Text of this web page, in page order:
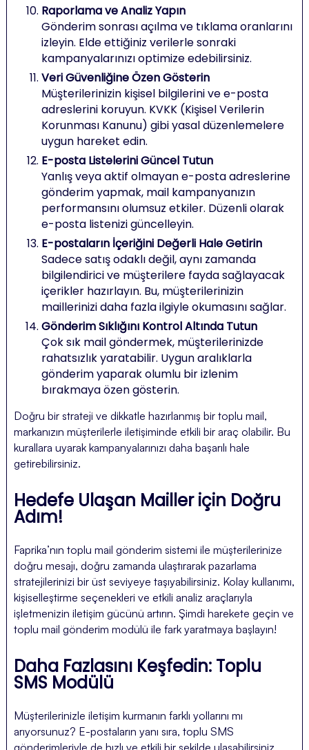
Raporlama ve Analiz Yapın
Gönderim sonrası açılma ve tıklama oranlarını
izleyin. Elde ettiğiniz verilerle sonraki
kampanyalarınızı optimize edebilirsiniz.
Veri Güvenliğine Özen Gösterin
Müşterilerinizin kişisel bilgilerini ve e-posta
adreslerini koruyun. KVKK (Kişisel Verilerin
Korunması Kanunu) gibi yasal düzenlemelere
uygun hareket edin.
E-posta Listelerini Güncel Tutun
Yanlış veya aktif olmayan e-posta adreslerine
gönderim yapmak, mail kampanyanızın
performansını olumsuz etkiler. Düzenli olarak
e-posta listenizi güncelleyin.
E-postaların İçeriğini Değerli Hale Getirin
Sadece satış odaklı değil, aynı zamanda
bilgilendirici ve müşterilere fayda sağlayacak
içerikler hazırlayın. Bu, müşterilerinizin
maillerinizi daha fazla ilgiyle okumasını sağlar.
Gönderim Sıklığını Kontrol Altında Tutun
Çok sık mail göndermek, müşterilerinizde
rahatsızlık yaratabilir. Uygun aralıklarla
gönderim yaparak olumlu bir izlenim
bırakmaya özen gösterin.
Doğru bir strateji ve dikkatle hazırlanmış bir toplu mail,
markanızın müşterilerle iletişiminde etkili bir araç olabilir. Bu
kurallara uyarak kampanyalarınızı daha başarılı hale
getirebilirsiniz.
Hedefe Ulaşan Mailler için Doğru
Adım!
Faprika’nın toplu mail gönderim sistemi ile müşterilerinize
doğru mesajı, doğru zamanda ulaştırarak pazarlama
stratejilerinizi bir üst seviyeye taşıyabilirsiniz. Kolay kullanımı,
kişiselleştirme seçenekleri ve etkili analiz araçlarıyla
işletmenizin iletişim gücünü artırın. Şimdi harekete geçin ve
toplu mail gönderim modülü ile fark yaratmaya başlayın!
Daha Fazlasını Keşfedin: Toplu
SMS Modülü
Müşterilerinizle iletişim kurmanın farklı yollarını mı
arıyorsunuz? E-postaların yanı sıra, toplu SMS
gönderimleriyle de hızlı ve etkili bir şekilde ulaşabilirsiniz.